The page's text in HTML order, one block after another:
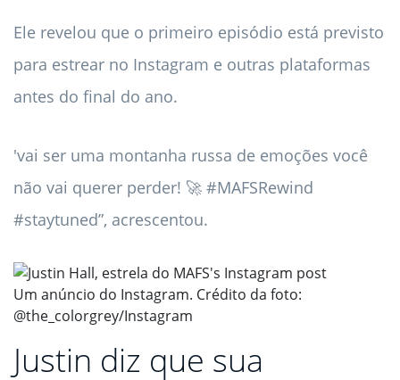
Ele revelou que o primeiro episódio está previsto
para estrear no Instagram e outras plataformas
antes do final do ano.
'vai ser uma montanha russa de emoções você
não vai querer perder! 🚀 #MAFSRewind
#staytuned”, acrescentou.
Um anúncio do Instagram. Crédito da foto:
@the_colorgrey/Instagram
Justin diz que sua